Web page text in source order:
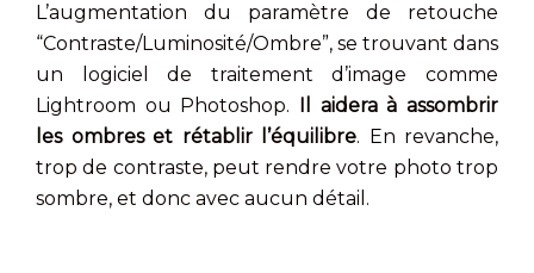
L’augmentation du paramètre de retouche
“Contraste/Luminosité/Ombre”, se trouvant dans
un logiciel de traitement d’image comme
Lightroom ou Photoshop. Il aidera à assombrir
les ombres et rétablir l’équilibre. En revanche,
trop de contraste, peut rendre votre photo trop
sombre, et donc avec aucun détail.